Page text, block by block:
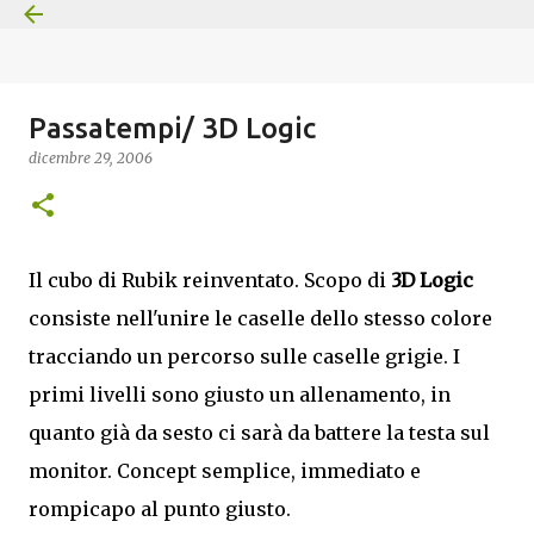
Passatempi/ 3D Logic
dicembre 29, 2006
Il cubo di Rubik reinventato. Scopo di 3D Logic
consiste nell'unire le caselle dello stesso colore
tracciando un percorso sulle caselle grigie. I
primi livelli sono giusto un allenamento, in
quanto già da sesto ci sarà da battere la testa sul
monitor. Concept semplice, immediato e
rompicapo al punto giusto.